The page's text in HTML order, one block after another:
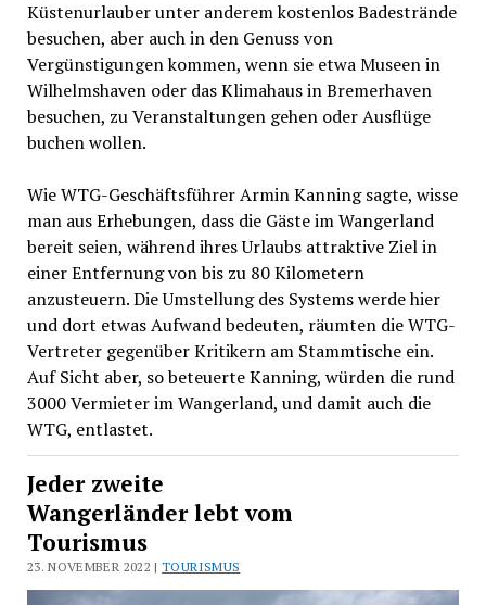
Küstenurlauber unter anderem kostenlos Badestrände
besuchen, aber auch in den Genuss von
Vergünstigungen kommen, wenn sie etwa Museen in
Wilhelmshaven oder das Klimahaus in Bremerhaven
besuchen, zu Veranstaltungen gehen oder Ausflüge
buchen wollen.
Wie WTG-Geschäftsführer Armin Kanning sagte, wisse
man aus Erhebungen, dass die Gäste im Wangerland
bereit seien, während ihres Urlaubs attraktive Ziel in
einer Entfernung von bis zu 80 Kilometern
anzusteuern. Die Umstellung des Systems werde hier
und dort etwas Aufwand bedeuten, räumten die WTG-
Vertreter gegenüber Kritikern am Stammtische ein.
Auf Sicht aber, so beteuerte Kanning, würden die rund
3000 Vermieter im Wangerland, und damit auch die
WTG, entlastet.
Jeder zweite
Wangerländer lebt vom
Tourismus
23. NOVEMBER 2022 |TOURISMUS